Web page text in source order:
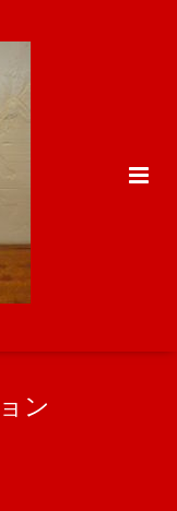
ン